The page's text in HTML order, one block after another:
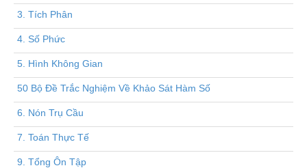
3. Tích Phân
4. Số Phức
5. Hình Không Gian
50 Bộ Đề Trắc Nghiệm Về Khảo Sát Hàm Số
6. Nón Trụ Cầu
7. Toán Thực Tế
9. Tổng Ôn Tập